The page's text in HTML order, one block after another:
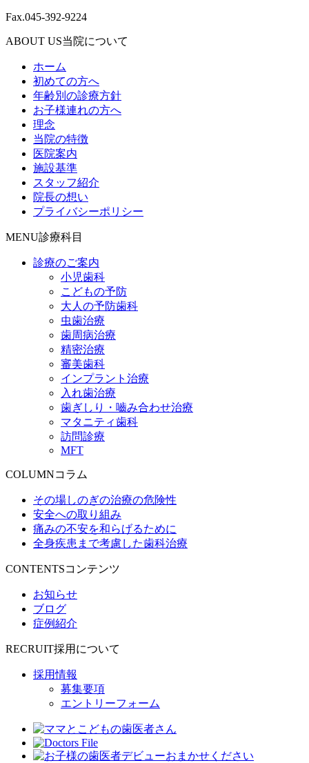
Fax.045-392-9224
ABOUT US当院について
ホーム
初めての方へ
年齢別の診療方針
お子様連れの方へ
理念
当院の特徴
医院案内
施設基準
スタッフ紹介
院長の想い
プライバシーポリシー
MENU診療科目
診療のご案内
小児歯科
こどもの予防
大人の予防歯科
虫歯治療
歯周病治療
精密治療
審美歯科
インプラント治療
入れ歯治療
歯ぎしり・嚙み合わせ治療
マタニティ歯科
訪問診療
MFT
COLUMNコラム
その場しのぎの治療の危険性
安全への取り組み
痛みの不安を和らげるために
全身疾患まで考慮した歯科治療
CONTENTSコンテンツ
お知らせ
ブログ
症例紹介
RECRUIT採用について
採用情報
募集要項
エントリーフォーム